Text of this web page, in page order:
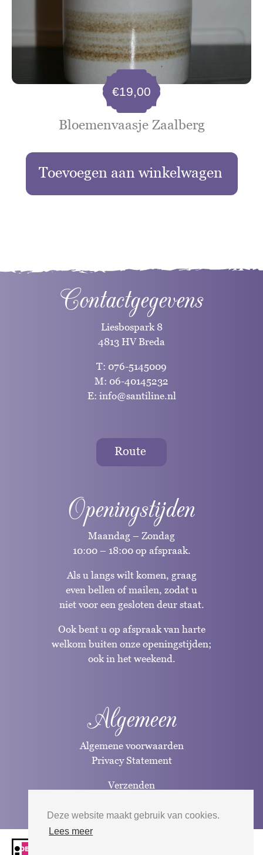
Deze website maakt gebruik van cookies.
Lees meer
Bloemenvaasje Zaalberg
€19,00
Toevoegen aan winkelwagen
Contactgegevens
Liesbospark 8
4813 HV Breda
T: 076-5145009
M: 06-40145232
E: info@santiline.nl
Route
Openingstijden
Maandag – Zondag
10:00 – 18:00 op afspraak.
Als u langs wilt komen, graag
even bellen of mailen, zodat u
niet voor een gesloten deur staat.
Ook bent u op afspraak van harte
welkom buiten onze openingstijden;
ook in het weekend.
Algemeen
Algemene voorwaarden
Privacy Statement
Verzenden